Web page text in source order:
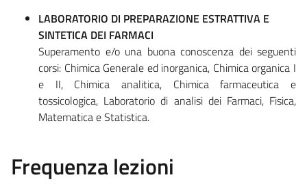
LABORATORIO DI PREPARAZIONE ESTRATTIVA E
SINTETICA DEI FARMACI
Superamento e/o una buona conoscenza dei seguenti
corsi: Chimica Generale ed inorganica, Chimica organica I
e II, Chimica analitica, Chimica farmaceutica e
tossicologica, Laboratorio di analisi dei Farmaci, Fisica,
Matematica e Statistica.
Frequenza lezioni